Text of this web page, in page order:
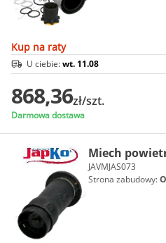
Kup na raty
U ciebie:wt. 11.08
868,36zł/szt.
Darmowa dostawa
Miech
JAVMJAS073
Strona zabudowy: